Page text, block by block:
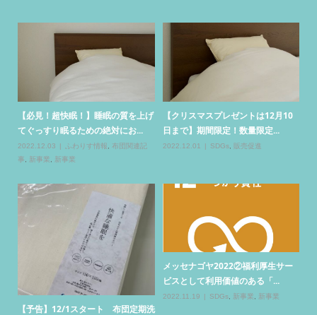
メッセナゴヤ2022①思い出のポー
トメッセなごやへ！
メッセージは「ゆっくり」…11月1
日オープンのジブリパークは...
2022.10.30 日常の風景
【お客様からの質問３】以前、他の
新型コロナウイルス感染拡大が続く
中で、感染防止対策としてまず...